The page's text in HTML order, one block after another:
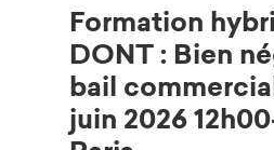
Formation
DONT : Bien
bail
juin 2026